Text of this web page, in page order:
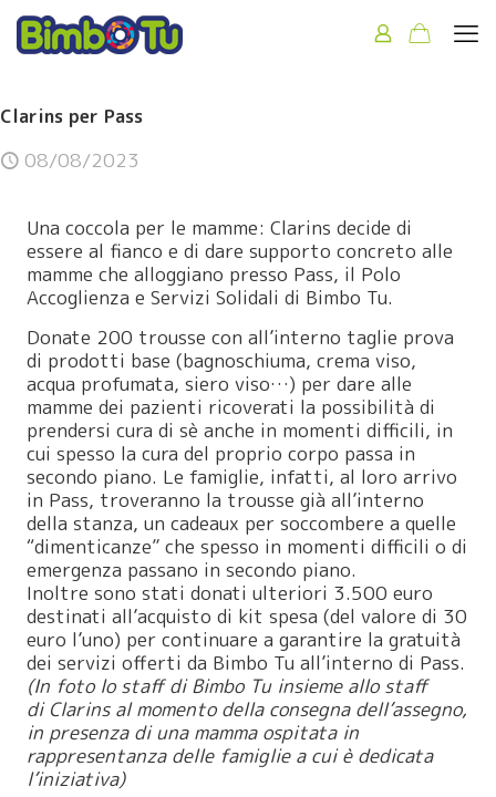
Clarins per Pass
08/08/2023
Una coccola per le mamme:Clarins decide di
essere al fianco e di dare supporto concreto alle
mamme che alloggiano presso Pass, il Polo
Accoglienza e Servizi Solidali di Bimbo Tu.
Donate 200 trousse con all’interno taglie prova
di prodotti base (bagnoschiuma, crema viso,
acqua profumata, siero viso…) per dare alle
mamme dei pazienti ricoverati la possibilità di
prendersi cura di sè anche in momenti difficili, in
cui spesso la cura del proprio corpo passa in
secondo piano. Le famiglie, infatti, al loro arrivo
in Pass, troveranno la trousse già all’interno
della stanza, un cadeaux per soccombere a quelle
“dimenticanze” che spesso in momenti difficili o di
emergenza passano in secondo piano.
Inoltre sono stati donati ulteriori 3.500 euro
destinati all’acquisto di kit spesa (del valore di 30
euro l’uno) per continuare a garantire la gratuità
dei servizi offerti da Bimbo Tu all’interno di Pass.
(In foto lo staff di Bimbo Tu insieme allo staff
di Clarinsal momento della consegna dell’assegno,
in presenza di una mamma ospitata in
rappresentanza delle famiglie a cui è dedicata
l’iniziativa)